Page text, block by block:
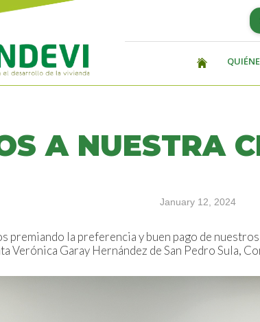
A NUESTRA
January 12, 2024
premiando la preferencia y buen pago de
Verónica Garay Hernández de San Pedro Sula,